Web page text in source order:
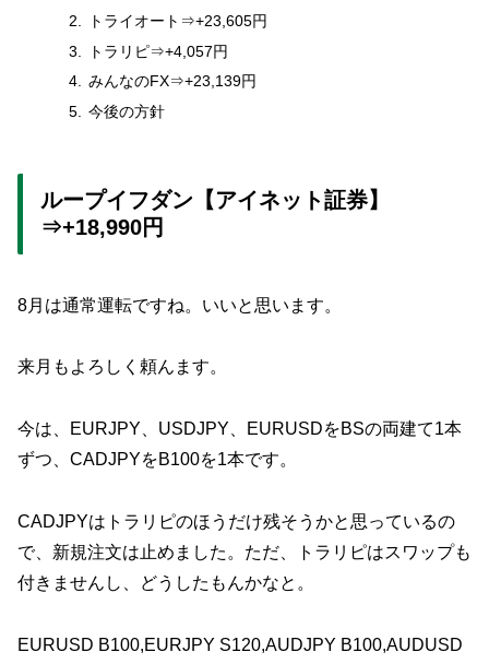
トライオート⇒+23,605円
トラリピ⇒+4,057円
みんなのFX⇒+23,139円
今後の方針
ループイフダン【アイネット証券】
⇒+18,990円
8月は通常運転ですね。いいと思います。
来月もよろしく頼んます。
今は、EURJPY、USDJPY、EURUSDをBSの両建て1本
ずつ、CADJPYをB100を1本です。
CADJPYはトラリピのほうだけ残そうかと思っているの
で、新規注文は止めました。ただ、トラリピはスワップも
付きませんし、どうしたもんかなと。
EURUSD B100,EURJPY S120,AUDJPY B100,AUDUSD